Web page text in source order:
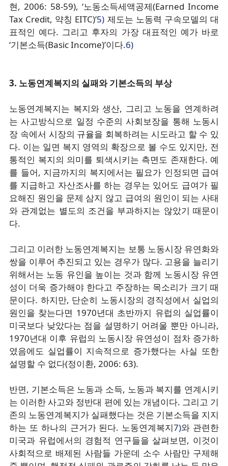
현, 2006: 58-59), ‘노동소득세액공제(Earned Income
Tax Credit, 약칭 EITC)’5) 제도는 노동력 구속모델의 대
표적인 예다. 그리고 후자의 가장 대표적인 예가 바로
‘기본소득(Basic Income)’이다.6)
3. 노동연계복지의 실패와 기본소득의 부상
노동연계복지는 복지와 생산, 그리고 노동을 연계하려
는 사고방식으로 일정 수준의 사회보장을 통해 노동시
장 속에서 시장의 규율을 회복하려는 시도라고 할 수 있
다. 이는 일면 복지 영역의 확장으로 볼 수도 있지만, 전
통적인 복지의 의미를 퇴색시키는 측면도 존재한다. 예
를 들어, 지금까지의 복지에서는 필요가 인정되면 급여
를 지급하고 자산조사를 하는 경우는 있어도 급여가 필
요해진 원인을 문제 삼지 않고 급여의 원인이 되는 사태
와 관계없는 별도의 조건을 부과하지는 않았기 때문이
다.
그리고 이러한 노동연계복지는 보통 노동시장 유연화와
쌍을 이루어 추진되고 있는 경우가 많다. 고용을 늘리기
위해서는 노동 유인을 높이는 것과 함께 노동시장 유연
성이 더욱 증가해야 한다고 주장하는 목소리가 크기 때
문이다. 하지만, 단순히 노동시장의 경직성에서 실업의
원인을 찾는다면 1970년대 초반까지 유럽의 실업률이
미국보다 낮았다는 점을 설명하기 어려울 뿐만 아니라,
1970년대 이후 유럽의 노동시장 유연성이 점차 증가하
였음에도 실업률이 지속적으로 증가했다는 사실 또한
설명할 수 없다(정이환, 2006: 63).
반면, 기본소득은 노동과 소득, 노동과 복지를 연계시키
는 이러한 사고와 정반대 편에 있는 개념이다. 그리고 기
존의 노동연계복지가 실패했다는 것은 기본소득을 지지
하는 또 하나의 근거가 된다. 노동연계복지7)와 관련한
미국과 유럽에서의 경험적 연구들을 살펴보면, 이것이
사회적으로 배제된 사람들 가운데 소수 사람만 구제해